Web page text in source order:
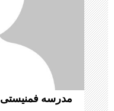
ت
ه‌
ه
ا
مدرسه فمنیستی